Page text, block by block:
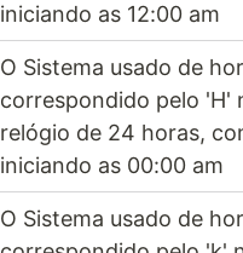
iniciando as 12:00 am
O Sistema usado de
correspondido pelo 'H'
relógio de 24 horas,
iniciando as 00:00 am
O Sistema usado de